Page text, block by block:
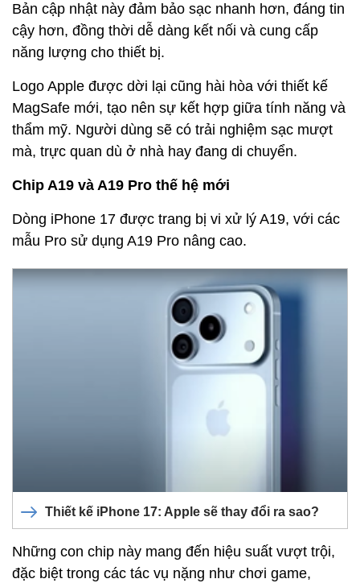
Bản cập nhật này đảm bảo sạc nhanh hơn, đáng tin
cậy hơn, đồng thời dễ dàng kết nối và cung cấp
năng lượng cho thiết bị.
Logo Apple được dời lại cũng hài hòa với thiết kế
MagSafe mới, tạo nên sự kết hợp giữa tính năng và
thẩm mỹ. Người dùng sẽ có trải nghiệm sạc mượt
mà, trực quan dù ở nhà hay đang di chuyển.
Chip A19 và A19 Pro thế hệ mới
Dòng iPhone 17 được trang bị vi xử lý A19, với các
mẫu Pro sử dụng A19 Pro nâng cao.
Thiết kế iPhone 17: Apple sẽ thay đổi ra sao?
Những con chip này mang đến hiệu suất vượt trội,
đặc biệt trong các tác vụ nặng như chơi game,